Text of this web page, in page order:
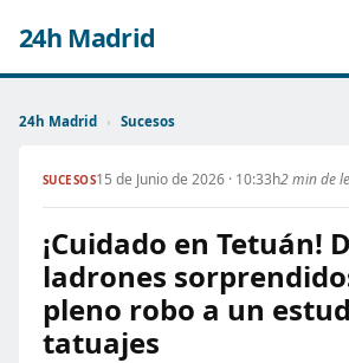
24h Madrid
24h Madrid › Sucesos
SUCESOS15 de Junio de 2026 · 10:33h2 min de
¡Cuidado en Tetuán!
ladrones
pleno robo a un
tatuajes